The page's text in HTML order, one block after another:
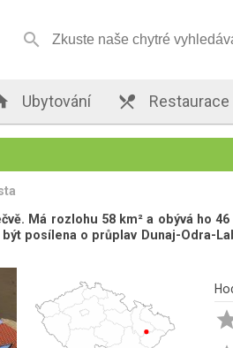

Ubytování  Restaurace
Má rozlohu 58 km² a obývá ho
posílena o průplav Dunaj-Odra-